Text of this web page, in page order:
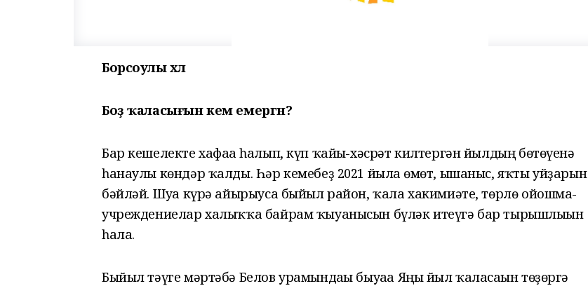
Борсоулы хәл
Боҙ ҡаласығын кем емергән?
Бар кешелекте хафаға һалып, күп ҡайғы-хәсрәт килтергән йылдың бөтөүенә
һанаулы көндәр ҡалды. Һәр кемебеҙ 2021 йылға өмөт, ышаныс, яҡты уйҙарын
бәйләй. Шуға күрә айырыуса быйыл район, ҡала хакимиәте, төрлө ойошма-
учреждениелар халыҡҡа байрам ҡыуанысын бүләк итеүгә бар тырышлығын
һала.
Быйыл тәүге мәртәбә Белов урамындағы быуаға Яңы йыл ҡаласағын төҙөргә